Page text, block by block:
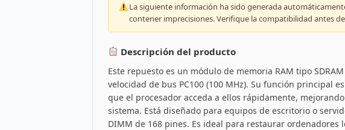
La siguiente información ha sido generada
contener imprecisiones. Verifique la compatibilidad antes
Descripción del producto
Este repuesto es un módulo de memoria RAM tipo
velocidad de bus PC100 (100 MHz). Su función principal
que el procesador acceda a ellos rápidamente,
sistema. Está diseñado para equipos de escritorio o
DIMM de 168 pines. Es ideal para restaurar ordenadores